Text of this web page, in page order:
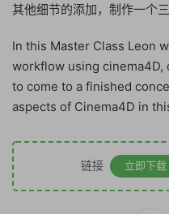
其他细节的添加，制作一个
In this Master Class Leon
workflow using
to come to a finished
aspects of Cinema4D in
链接 立即下载